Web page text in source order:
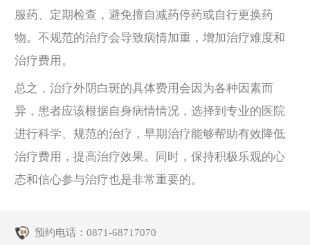
服药、定期检查，避免擅自减药停药或自行更换药
物。不规范的治疗会导致病情加重，增加治疗难度和
治疗费用。
总之，治疗外阴白斑的具体费用会因为各种因素而
异，患者应该根据自身病情情况，选择到专业的医院
进行科学、规范的治疗，早期治疗能够帮助有效降低
治疗费用，提高治疗效果。同时，保持积极乐观的心
态和信心参与治疗也是非常重要的。
预约电话：0871-68717070